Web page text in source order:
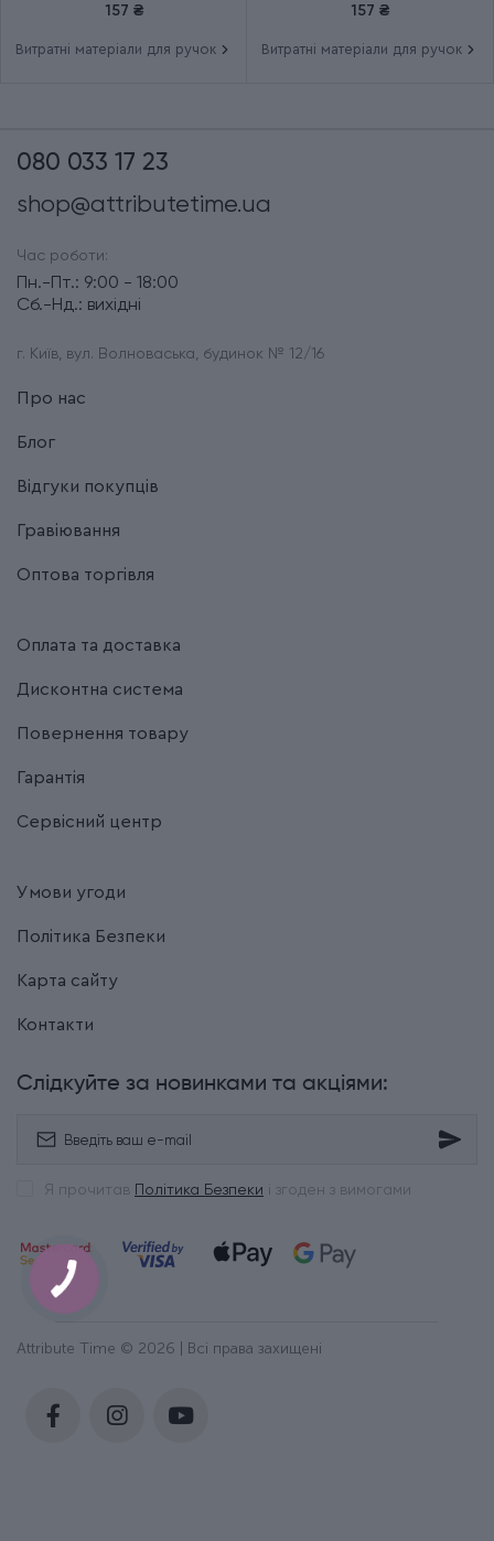
157 ₴
Витратні матеріали для ручок
157 ₴
Витратні матеріали для ручок
080 033 17 23
shop@attributetime.ua
Час роботи:
Пн.-Пт.: 9:00 - 18:00
Сб.-Нд.: вихідні
г. Київ, вул. Волноваська, будинок № 12/16
Про нас
Блог
Відгуки покупців
Гравіювання
Оптова торгівля
Оплата та доставка
Дисконтна система
Повернення товару
Гарантія
Сервісний центр
Умови угоди
Політика Безпеки
Карта сайту
Контакти
Слідкуйте за новинками та акціями:
Я прочитав Політика Безпеки і згоден з вимогами
Attribute Time © 2026 | Всі права захищені